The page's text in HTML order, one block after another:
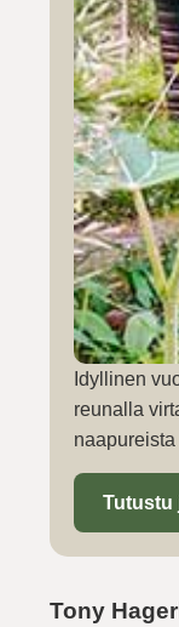
Idyllinen
reunalla
Tutustu
Tony